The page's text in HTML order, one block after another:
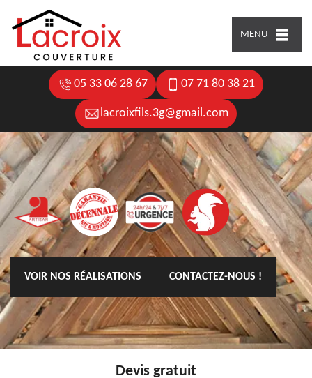
MENU
05 33 06 28 67 07 71 80 38 21
lacroixfils.3g@gmail.com
VOIR NOS RÉALISATIONS CONTACTEZ-NOUS !
Devis gratuit